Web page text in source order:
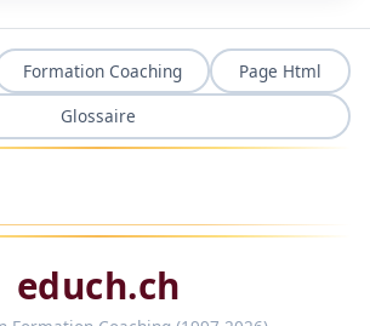
Formation Coaching
Page Html
Glossaire
educh.ch